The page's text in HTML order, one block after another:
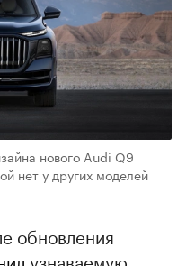
нового Audi Q9
нет у других моделей
обновления
узнаваемую